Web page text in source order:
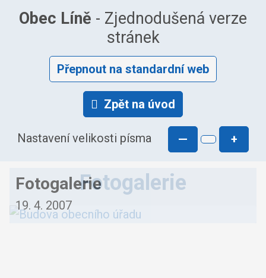
Obec Líně - Zjednodušená verze
stránek
Přepnout na standardní web
Zpět na úvod
Nastavení velikosti písma — +
Fotogalerie
Fotogalerie
19. 4. 2007